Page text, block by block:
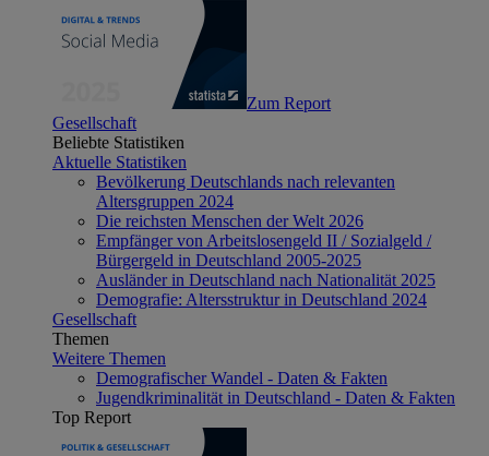
Zum Report
Gesellschaft
Beliebte Statistiken
Aktuelle Statistiken
Bevölkerung Deutschlands nach relevanten
Altersgruppen 2024
Die reichsten Menschen der Welt 2026
Empfänger von Arbeitslosengeld II / Sozialgeld /
Bürgergeld in Deutschland 2005-2025
Ausländer in Deutschland nach Nationalität 2025
Demografie: Altersstruktur in Deutschland 2024
Gesellschaft
Themen
Weitere Themen
Demografischer Wandel - Daten & Fakten
Jugendkriminalität in Deutschland - Daten & Fakten
Top Report